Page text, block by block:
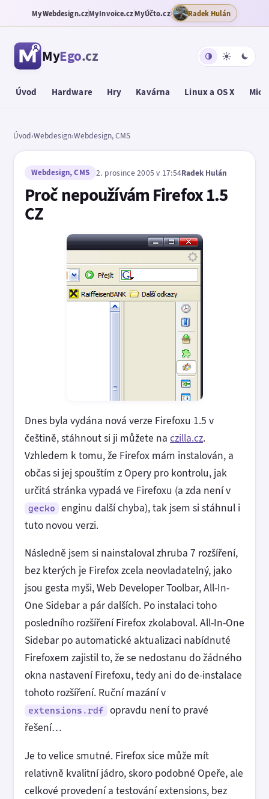
MyWebdesign.czMyInvoice.czMyÚčto.cz Radek Hulán
MyEgo.cz
Úvod Hardware Hry Kavárna Linux a OS X
Úvod›Webdesign›Webdesign, CMS
Webdesign, CMS 2. prosince 2005 v 17:54Radek Hulán
Proč nepoužívám Firefox 1.5
CZ
Dnes byla vydána nová verze Firefoxu 1.5 v
češtině, stáhnout si ji můžete na czilla.cz.
Vzhledem k tomu, že Firefox mám instalován, a
občas si jej spouštím z Opery pro kontrolu, jak
určitá stránka vypadá ve Firefoxu (a zda není v
gecko
enginu další chyba), tak jsem si stáhnul i
tuto novou verzi.
Následně jsem si nainstaloval zhruba 7 rozšíření,
bez kterých je Firefox zcela neovladatelný, jako
jsou gesta myši, Web Developer Toolbar, All-In-
One Sidebar a pár dalších. Po instalaci toho
posledního rozšíření Firefox zkolaboval. All-In-One
Sidebar po automatické aktualizaci nabídnuté
Firefoxem zajistil to, že se nedostanu do žádného
okna nastavení Firefoxu, tedy ani do de-instalace
tohoto rozšíření. Ruční mazání v
extensions.rdf opravdu není to pravé
řešení…
Je to velice smutné. Firefox sice může mít
relativně kvalitní jádro, skoro podobné Opeře, ale
celkové provedení a testování extensions, bez